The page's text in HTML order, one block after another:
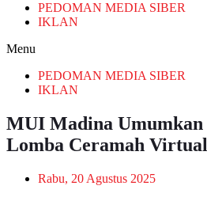
PEDOMAN MEDIA SIBER
IKLAN
Menu
PEDOMAN MEDIA SIBER
IKLAN
MUI Madina Umumkan
Lomba Ceramah
Rabu, 20 Agustus 2025